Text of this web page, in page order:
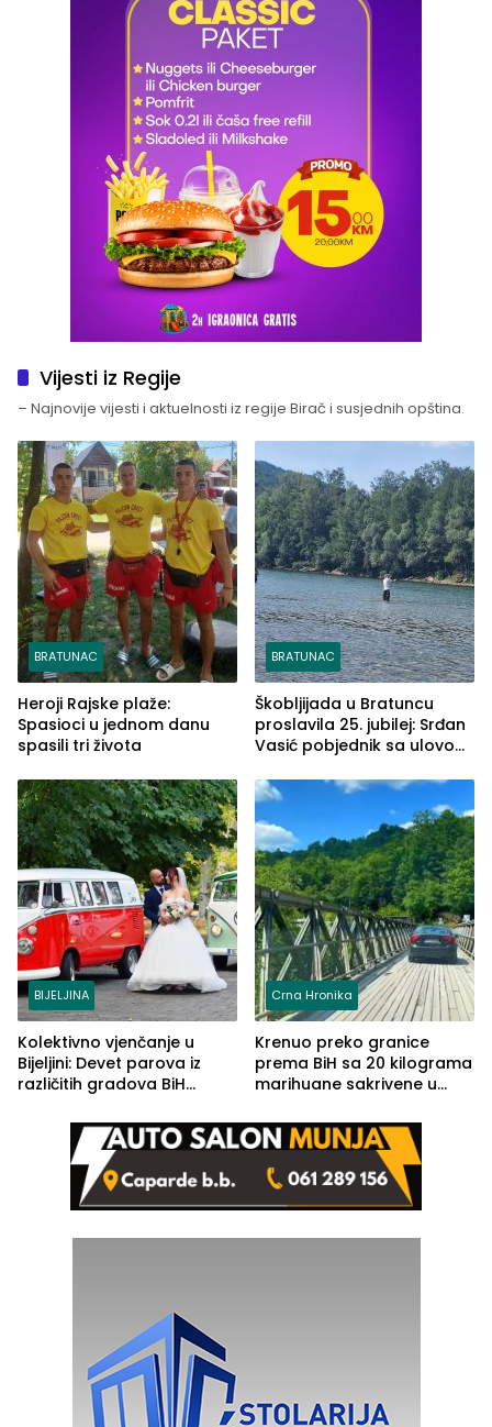
Vijesti iz Regije
– Najnovije vijesti i aktuelnosti iz regije Birač i susjednih opština.
BRATUNAC
Heroji Rajske plaže:
Spasioci u jednom danu
spasili tri života
BRATUNAC
Škobljijada u Bratuncu
proslavila 25. jubilej: Srđan
Vasić pobjednik sa ulovom
BIJELJINA
Kolektivno vjenčanje u
Bijeljini: Devet parova iz
različitih gradova BiH
Crna Hronika
Krenuo preko granice
prema BiH sa 20 kilograma
marihuane sakrivene u